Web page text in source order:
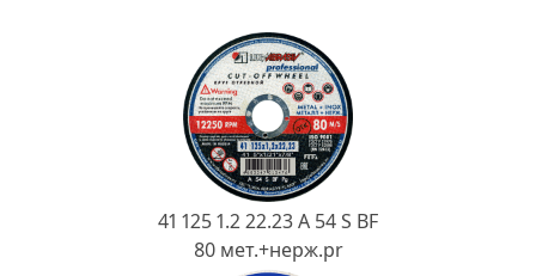
41 125 1.2 22.23 A 54 S BF
80 мет.+нерж.pr